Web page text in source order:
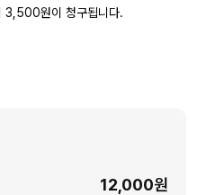
3,500원이 청구됩니다.
12,000원